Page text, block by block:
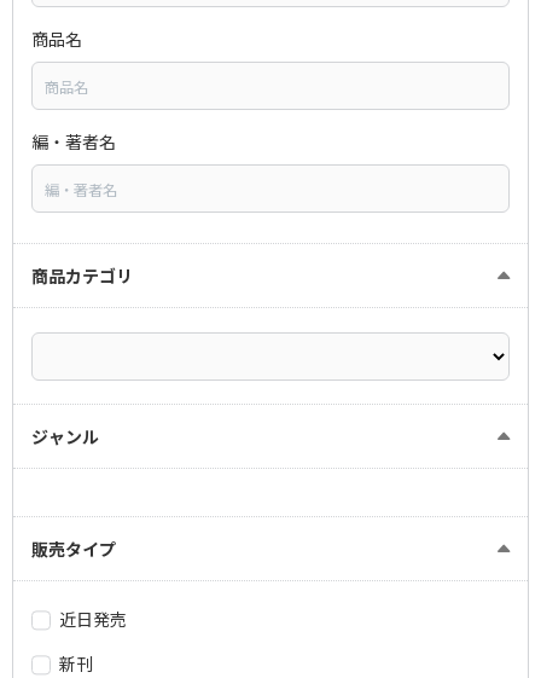
商品名
編・著者名
商品カテゴリ
ジャンル
販売タイプ
近日発売
新刊